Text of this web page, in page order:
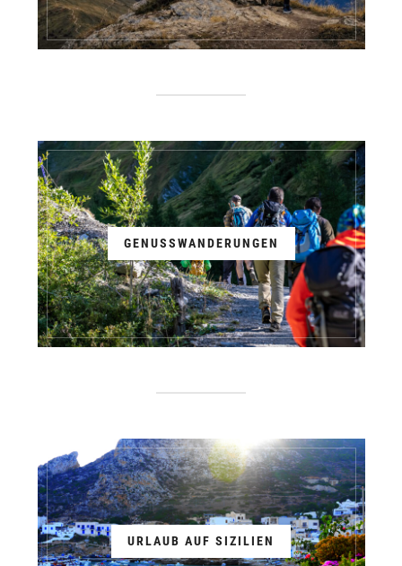
GENUSSWANDERUNGEN
URLAUB AUF SIZILIEN